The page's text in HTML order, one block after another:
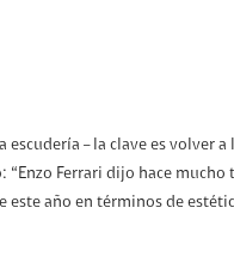
– la clave es volver a
“Enzo Ferrari dijo hace
este año en términos de